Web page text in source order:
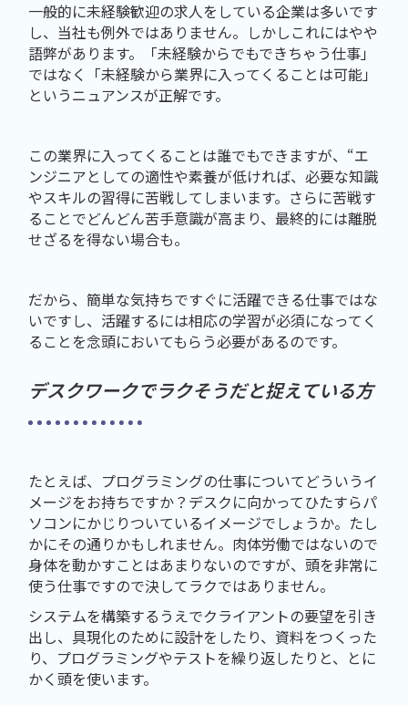
一般的に未経験歓迎の求人をしている企業は多いです
し、当社も例外ではありません。しかしこれにはやや
語弊があります。「未経験からでもできちゃう仕事」
ではなく「未経験から業界に入ってくることは可能」
というニュアンスが正解です。
この業界に入ってくることは誰でもできますが、“エ
ンジニアとしての適性や素養が低ければ、必要な知識
やスキルの習得に苦戦してしまいます。さらに苦戦す
ることでどんどん苦手意識が高まり、最終的には離脱
せざるを得ない場合も。
だから、簡単な気持ちですぐに活躍できる仕事ではな
いですし、活躍するには相応の学習が必須になってく
ることを念頭においてもらう必要があるのです。
デスクワークでラクそうだと捉えている方
たとえば、プログラミングの仕事についてどういうイ
メージをお持ちですか？デスクに向かってひたすらパ
ソコンにかじりついているイメージでしょうか。たし
かにその通りかもしれません。肉体労働ではないので
身体を動かすことはあまりないのですが、頭を非常に
使う仕事ですので決してラクではありません。
システムを構築するうえでクライアントの要望を引き
出し、具現化のために設計をしたり、資料をつくった
り、プログラミングやテストを繰り返したりと、とに
かく頭を使います。